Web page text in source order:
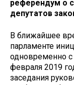
референдум о
депутатов
В ближайшее
парламенте
одновременно
февраля 2019
заседания